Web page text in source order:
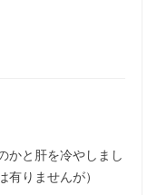
かと肝を冷やしまし
有りませんが）